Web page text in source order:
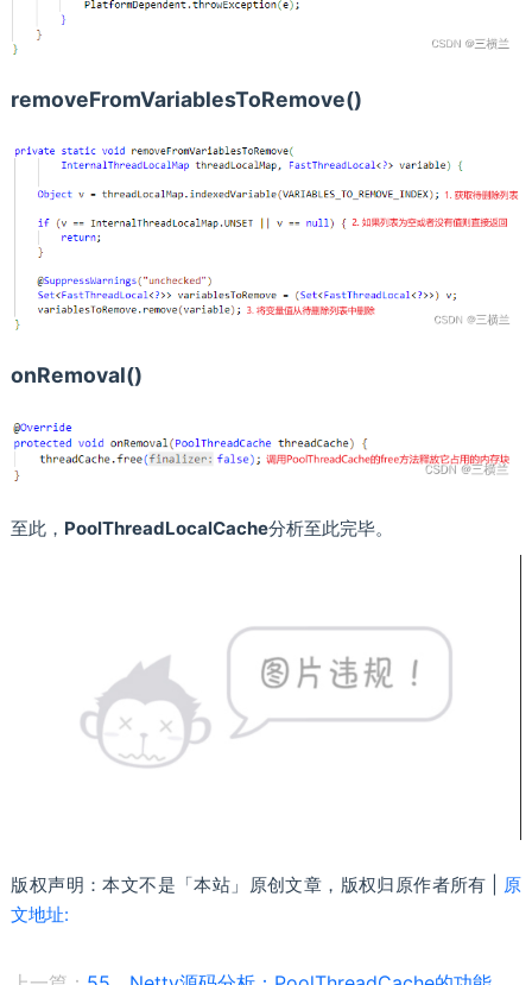
removeFromVariablesToRemove()
onRemoval()
至此， PoolThreadLocalCache分析至此完毕。
版权声明：本文不是「本站」原创文章，版权归原作者所有 | 原
文地址: